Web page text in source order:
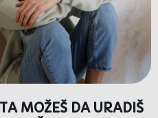
MOŽEŠ DA URADIŠ